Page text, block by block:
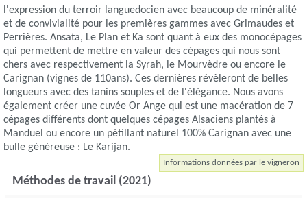
l'expression du terroir languedocien avec beaucoup de minéralité
et de convivialité pour les premières gammes avec Grimaudes et
Perrières. Ansata, Le Plan et Ka sont quant à eux des monocépages
qui permettent de mettre en valeur des cépages qui nous sont
chers avec respectivement la Syrah, le Mourvèdre ou encore le
Carignan (vignes de 110ans). Ces dernières révèleront de belles
longueurs avec des tanins souples et de l'élégance. Nous avons
également créer une cuvée Or Ange qui est une macération de 7
cépages différents dont quelques cépages Alsaciens plantés à
Manduel ou encore un pétillant naturel 100% Carignan avec une
bulle généreuse : Le Karijan.
Informations données par le vigneron
Méthodes de travail (2021)